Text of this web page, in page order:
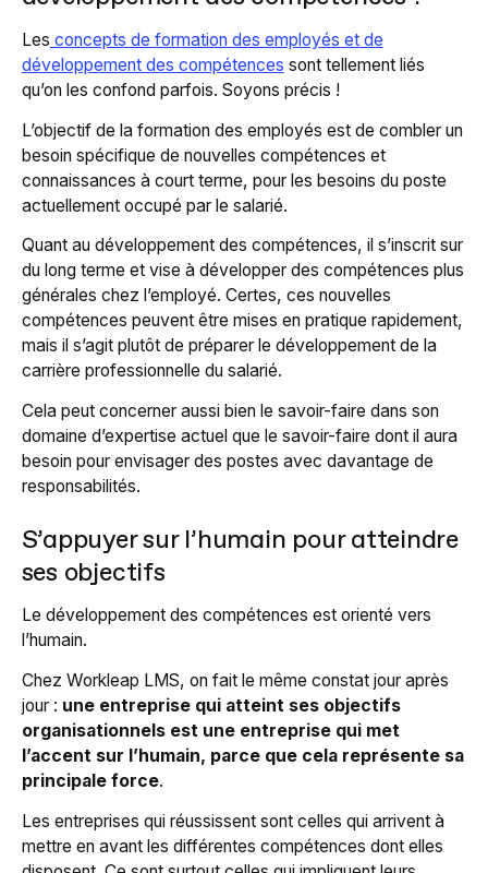
Les concepts de formation des employés et de
développement des compétences sont tellement liés
qu’on les confond parfois. Soyons précis !
L’objectif de la formation des employés est de combler un
besoin spécifique de nouvelles compétences et
connaissances à court terme, pour les besoins du poste
actuellement occupé par le salarié.
Quant au développement des compétences, il s’inscrit sur
du long terme et vise à développer des compétences plus
générales chez l’employé. Certes, ces nouvelles
compétences peuvent être mises en pratique rapidement,
mais il s’agit plutôt de préparer le développement de la
carrière professionnelle du salarié.
Cela peut concerner aussi bien le savoir-faire dans son
domaine d’expertise actuel que le savoir-faire dont il aura
besoin pour envisager des postes avec davantage de
responsabilités.
S’appuyer sur l’humain pour atteindre
ses objectifs
Le développement des compétences est orienté vers
l’humain.
Chez Workleap LMS, on fait le même constat jour après
jour : une entreprise qui atteint ses objectifs
organisationnels est une entreprise qui met
l’accent sur l’humain, parce que cela représente sa
principale force.
Les entreprises qui réussissent sont celles qui arrivent à
mettre en avant les différentes compétences dont elles